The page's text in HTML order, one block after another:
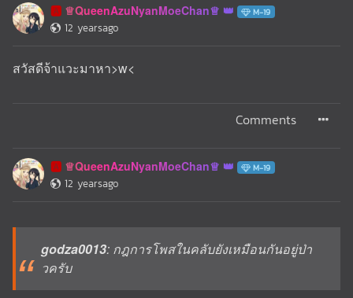
🅰️ ♕QueenAzuNyanMoeChan♕ M-19
12 yearsago
สวัสดีจ้าแวะมาหา>w<
Comments
🅰️ ♕QueenAzuNyanMoeChan♕ M-19
12 yearsago
godza0013: กฎการโพสในคลับยังเหมือนกันอยู่ป่า
วครับ